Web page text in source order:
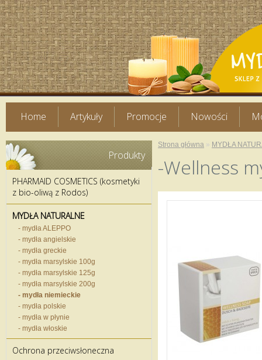
Home Artykuły Promocje Nowości
Produkty
PHARMAID COSMETICS (kosmetyki
z bio-oliwą z Rodos)
MYDŁA NATURALNE
- mydła ALEPPO
- mydła angielskie
- mydła greckie
- mydła marsylskie 100g
- mydła marsylskie 125g
- mydła marsylskie 200g
- mydła niemieckie
- mydła polskie
- mydła w płynie
- mydła włoskie
Ochrona przeciwsłoneczna
Strona główna » MYDŁA
-Wellness